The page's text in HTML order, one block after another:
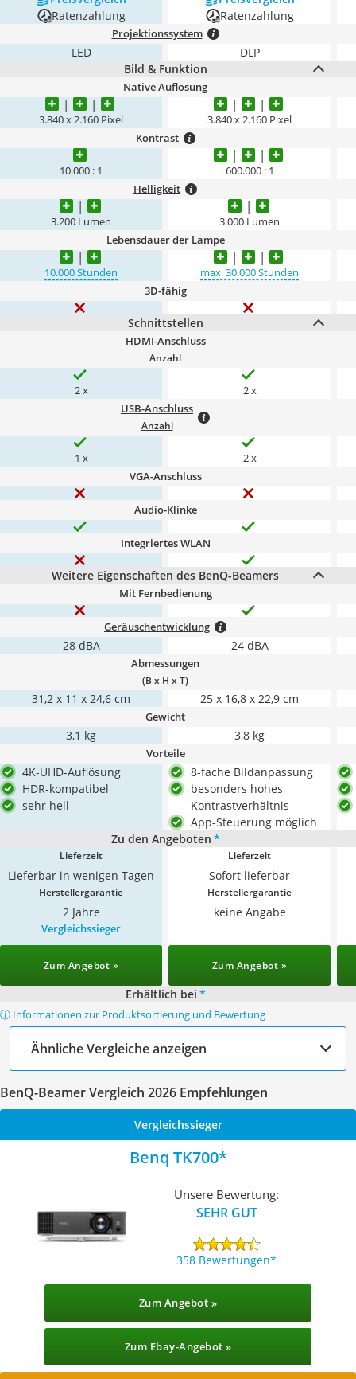
Ratenzahlung
Ratenzahlung
Projektionssystem
LED
DLP
Bild & Funktion
Native Auflösung
3.840 x 2.160 Pixel 3.840 x 2.160 Pixel
Kontrast
10.000 : 1 600.000 : 1
Helligkeit
3.200 Lumen 3.000 Lumen
Lebensdauer der Lampe
10.000 Stunden max. 30.000 Stunden
3D-fähig
Schnittstellen
HDMI-Anschluss
Anzahl
2 x 2 x
USB-Anschluss
Anzahl
1 x 2 x
VGA-Anschluss
Audio-Klinke
Integriertes WLAN
Weitere Eigenschaften des BenQ-Beamers
Mit Fernbedienung
Geräuschentwicklung
28 dBA 24 dBA
Abmessungen
(B x H x T)
31,2 x 11 x 24,6 cm 25 x 16,8 x 22,9 cm
Gewicht
3,1 kg 3,8 kg
Vorteile
4K-UHD-Auflösung
HDR-kompatibel
sehr hell
8-fache Bildanpassung
besonders hohes
Kontrastverhältnis
App-Steuerung möglich
Zu den Angeboten *
Lieferzeit
Lieferbar in wenigen Tagen
Lieferzeit
Sofort lieferbar
Herstellergarantie
2 Jahre
Herstellergarantie
keine Angabe
Vergleichssieger
Zum Angebot » Zum Angebot »
Erhältlich bei *
ⓘ Informationen zur Produktsortierung und Bewertung
Ähnliche Vergleiche anzeigen
BenQ-Beamer Vergleich 2026 Empfehlungen
Vergleichssieger
Benq TK700
Unsere Bewertung:
SEHR GUT
358 Bewertungen
Zum Angebot »
Zum Ebay-Angebot »